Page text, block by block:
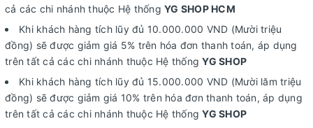
cả các chi nhánh thuộc Hệ thống YG SHOP HCM
Khi khách hàng tích lũy đủ 10.000.000 VND (Mười triệu
đồng) sẽ được giảm giá 5% trên hóa đơn thanh toán, áp dụng
trên tất cả các chi nhánh thuộc Hệ thốngYG SHOP
Khi khách hàng tích lũy đủ 15.000.000 VND (Mười lăm triệu
đồng) sẽ được giảm giá 10% trên hóa đơn thanh toán, áp dụng
trên tất cả các chi nhánh thuộc Hệ thốngYG SHOP